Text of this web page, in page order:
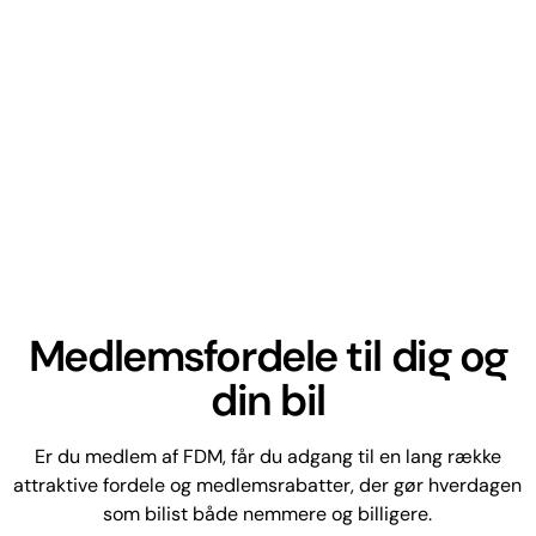
Medlemsfordele til dig og
din bil
Er du medlem af FDM, får du adgang til en lang række
attraktive fordele og medlemsrabatter, der gør hverdagen
som bilist både nemmere og billigere.